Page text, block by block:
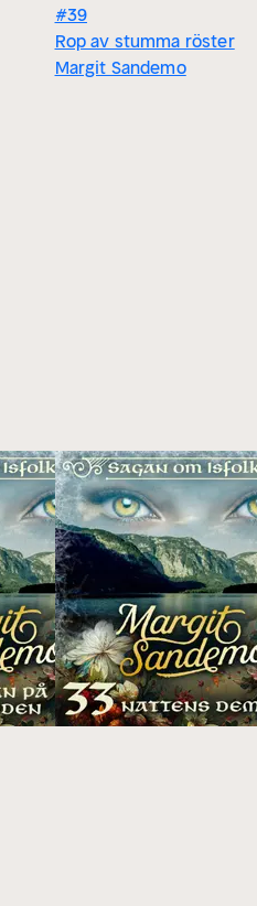
#39
Rop av stumma röster
Margit Sandemo